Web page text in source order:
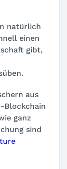
natürlich
einen
gibt,
aus
Blockchain
ganz
sind